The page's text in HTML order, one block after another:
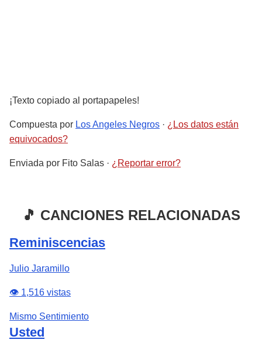
¡Texto copiado al portapapeles!
Compuesta por Los Angeles Negros · ¿Los datos están
equivocados?
Enviada por Fito Salas · ¿Reportar error?
🎵 CANCIONES RELACIONADAS
Reminiscencias
Julio Jaramillo
👁️ 1,516 vistas
Mismo Sentimiento
Usted